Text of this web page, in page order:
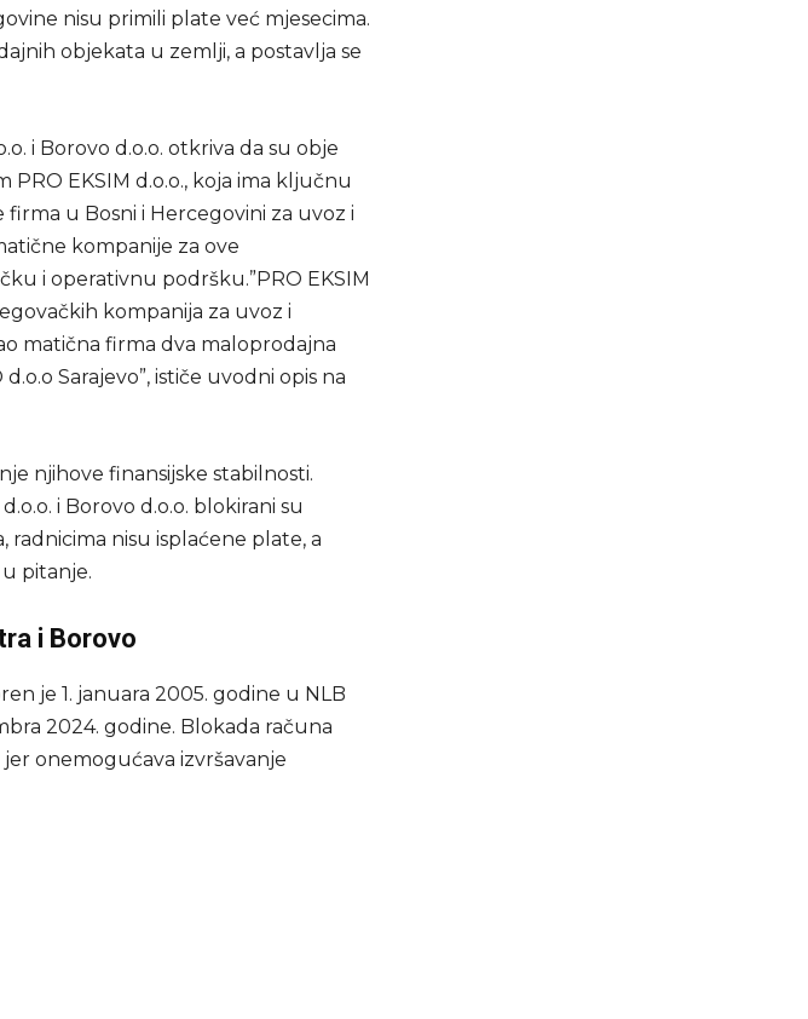
nisu primili plate već mjesecima.
objekata u zemlji, a postavlja se
i Borovo d.o.o. otkriva da su obje
EKSIM d.o.o., koja ima ključnu
u Bosni i Hercegovini za uvoz i
kompanije za ove
i operativnu podršku.”PRO EKSIM
kompanija za uvoz i
matična firma dva maloprodajna
Sarajevo”, ističe uvodni opis na
njihove finansijske stabilnosti.
i Borovo d.o.o. blokirani su
radnicima nisu isplaćene plate, a
pitanje.
i Borovo
je 1. januara 2005. godine u NLB
2024. godine. Blokada računa
onemogućava izvršavanje